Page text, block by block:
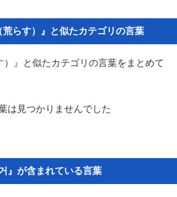
荒らす）』と似たカテゴリの言葉
）』と似たカテゴリの言葉をまとめて
は見つかりませんでした
거』が含まれている言葉